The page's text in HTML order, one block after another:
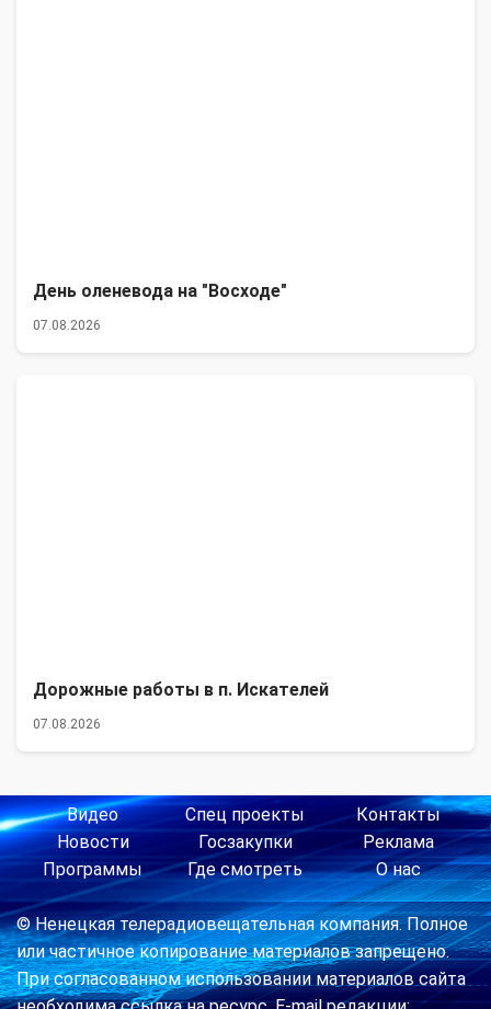
День оленевода на "Восходе"
07.08.2026
Дорожные работы в п. Искателей
07.08.2026
Видео
Новости
Программы
Спец проекты
Госзакупки
Где смотреть
Контакты
Реклама
О нас
© Ненецкая телерадиовещательная компания. Полное
или частичное копирование материалов запрещено.
При согласованном использовании материалов сайта